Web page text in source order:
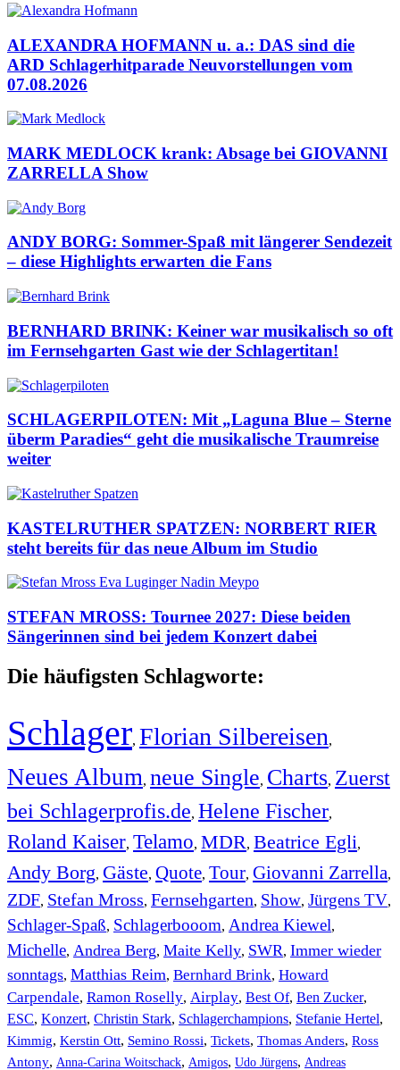
ALEXANDRA HOFMANN u. a.: DAS sind die
ARD Schlagerhitparade Neuvorstellungen vom
07.08.2026
MARK MEDLOCK krank: Absage bei GIOVANNI
ZARRELLA Show
ANDY BORG: Sommer-Spaß mit längerer Sendezeit
– diese Highlights erwarten die Fans
BERNHARD BRINK: Keiner war musikalisch so oft
im Fernsehgarten Gast wie der Schlagertitan!
SCHLAGERPILOTEN: Mit „Laguna Blue – Sterne
überm Paradies“ geht die musikalische Traumreise
weiter
KASTELRUTHER SPATZEN: NORBERT RIER
steht bereits für das neue Album im Studio
STEFAN MROSS: Tournee 2027: Diese beiden
Sängerinnen sind bei jedem Konzert dabei
Die häufigsten Schlagworte:
Schlager, Florian Silbereisen,
Neues Album, neue Single, Charts, Zuerst
bei Schlagerprofis.de, Helene Fischer,
Roland Kaiser, Telamo, MDR, Beatrice Egli,
Andy Borg, Gäste, Quote, Tour, Giovanni Zarrella,
ZDF, Stefan Mross, Fernsehgarten, Show, Jürgens TV,
Schlager-Spaß, Schlagerbooom, Andrea Kiewel,
Michelle, Andrea Berg, Maite Kelly, SWR, Immer wieder
sonntags, Matthias Reim, Bernhard Brink, Howard
Carpendale, Ramon Roselly, Airplay, Best Of, Ben Zucker,
ESC, Konzert, Christin Stark, Schlagerchampions, Stefanie Hertel,
Kimmig, Kerstin Ott, Semino Rossi, Tickets, Thomas Anders, Ross
Antony, Anna-Carina Woitschack, Amigos, Udo Jürgens, Andreas